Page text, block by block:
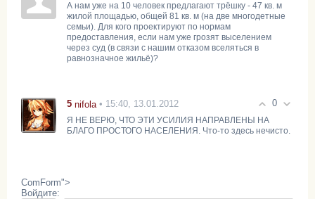
А нам уже на 10 человек предлагают трёшку - 47 кв. м
жилой площадью, общей 81 кв. м (на две многодетные
семьи). Для кого проектируют по нормам
предоставления, если нам уже грозят выселением
через суд (в связи с нашим отказом вселяться в
равнозначное жильё)?
0
5 nifola • 15:40, 13.01.2012
Я НЕ ВЕРЮ, ЧТО ЭТИ УСИЛИЯ НАПРАВЛЕНЫ НА
БЛАГО ПРОСТОГО НАСЕЛЕНИЯ. Что-то здесь нечисто.
ComForm">
Войдите: